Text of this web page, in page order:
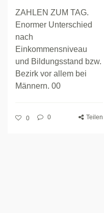
ZAHLEN ZUM TAG.
Enormer Unterschied
nach
Einkommensniveau
und Bildungsstand bzw.
Bezirk vor allem bei
Männern. 00
0 0 Teilen